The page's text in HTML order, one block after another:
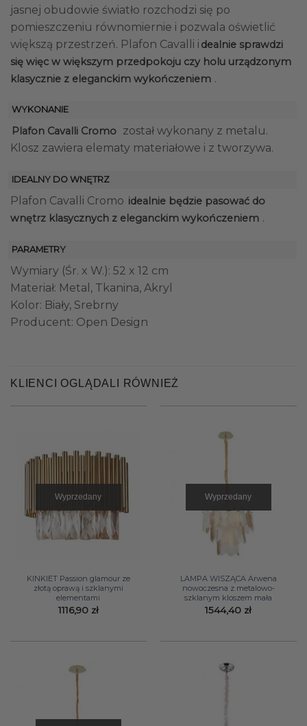
jasnej obudowie światło rozchodzi się po
pomieszczeniu równomiernie i pozwala oświetlić
większą przestrzeń. Plafon Cavalli i dealnie sprawdzi
się więc w większym przedpokoju czy holu urządzonym
klasycznie z eleganckim wykończeniem .
WYKONANIE
Plafon Cavalli Cromo został wykonany z metalu.
Klosz zawiera elematy materiałowe i z tworzywa.
IDEALNY DO WNĘTRZ
Plafon Cavalli Cromo idealnie będzie pasować do
wnętrz klasycznych z eleganckim wykończeniem .
PARAMETRY
Wymiary (Śr. x W.): 52 x 12 cm
Materiał: Metal, Tkanina, Akryl
Kolor: Biały, Srebrny
Producent: Open Design
KLIENCI OGLĄDALI RÓWNIEŻ
Wyprzedany
KINKIET Passion glamour ze
złotą oprawą i szklanymi
elementami
1116,90 zł
Wyprzedany
LAMPA WISZĄCA Arwena
nowoczesna z metalowo-
szklanym kloszem mała
1544,40 zł